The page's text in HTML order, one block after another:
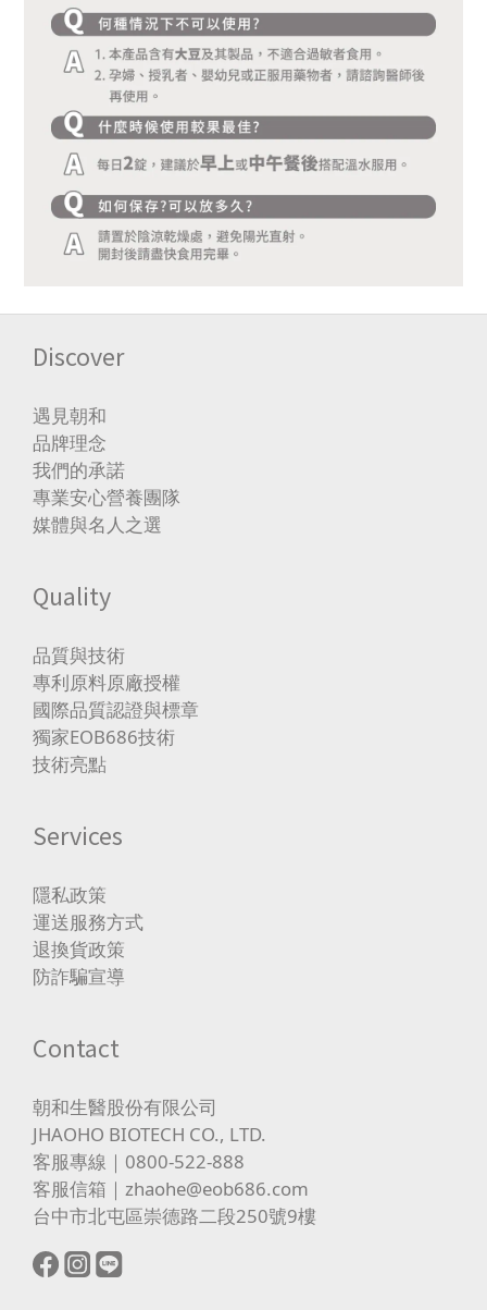
Discover
遇見朝和
品牌理念
我們的承諾
專業安心營養團隊
媒體與名人之選
Quality
品質與技術
專利原料原廠授權
國際品質認證與標章
獨家EOB686技術
技術亮點
Services
隱私政策
運送服務方式
退換貨政策
防詐騙宣導
Contact
朝和生醫股份有限公司
JHAOHO BIOTECH CO., LTD.
客服專線｜0800-522-888
客服信箱｜zhaohe@eob686.com
台中市北屯區崇德路二段250號9樓